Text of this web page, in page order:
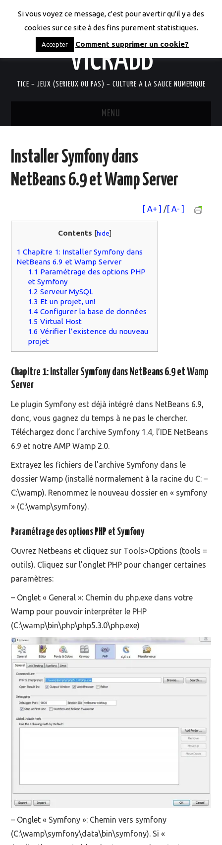
LES CODICES DE
VICRABB
TICE – JEUX (SERIEUX OU PAS) – CULTURE A LA SAUCE NUMERIQUE
MENU
QUI SUIS-JE?
EVÉNEMENTS
DANS LA PRESSE
Installer Symfony dans
NetBeans 6.9 et Wamp Server
[ A+ ] /[ A- ]
Contents [hide]
1 Chapitre 1: Installer Symfony dans
NetBeans 6.9 et Wamp Server
1.1 Paramétrage des options PHP
et Symfony
1.2 Serveur MySQL
1.3 Et un projet, un!
1.4 Configurer la base de données
1.5 Virtual Host
1.6 Vérifier l’existence du nouveau
projet
Chapitre 1: Installer Symfony dans NetBeans 6.9 et Wamp
Server
Le plugin Symfony est déjà intégré dans NetBeans 6.9,
donc, vous gagnez du temps à ne pas le chercher.
Téléchargez donc l’archive Symfony 1.4, l’IDE NetBeans
6.9 et notre AMP Wamp 2.0.
Extrayez les fichiers de l’archive Symfony dans le
dossier Wamp (installé normalement à la racine du C: –
C:\wamp). Renommez le nouveau dossier en « symfony
» (C:\wamp\symfony).
Paramétrage des options PHP et Symfony
Ouvrez Netbeans et cliquez sur Tools>Options (tools =
outils). Cliquez sur l’onglet PHP pour changer certaines
paramètres:
– Onglet « General »: Chemin du php.exe dans votre
Wamp pour pouvoir interpréter le PHP
(C:\wamp\bin\php\php5.3.0\php.exe)
– Onglet « Symfony »: Chemin vers symfony
(C:\wamp\symfony\data\bin\symfony). Si «
Si vous voyez ce message, c'est pour avertir qu'il y a des
cookies sur ce site à des fins purement statistiques.
Accepter Comment supprimer un cookie?